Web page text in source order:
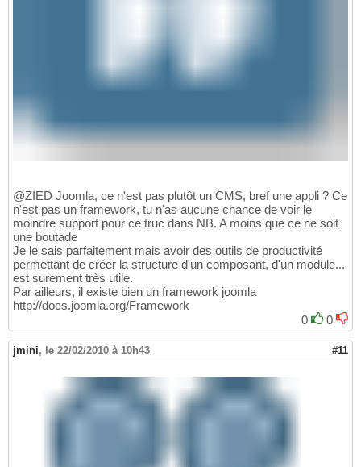
@ZIED Joomla, ce n'est pas plutôt un CMS, bref une appli ? Ce
n'est pas un framework, tu n'as aucune chance de voir le
moindre support pour ce truc dans NB. A moins que ce ne soit
une boutade
Je le sais parfaitement mais avoir des outils de productivité
permettant de créer la structure d'un composant, d'un module...
est surement très utile.
Par ailleurs, il existe bien un framework joomla
http://docs.joomla.org/Framework
0
0
jmini, le 22/02/2010 à 10h43 #11